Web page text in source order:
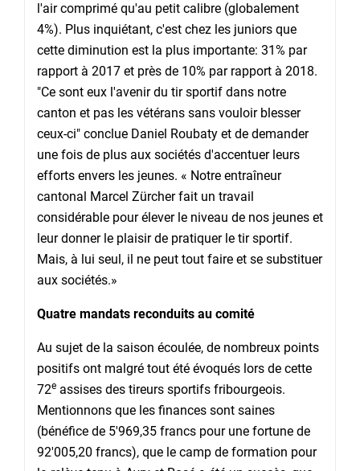
l'air comprimé qu'au petit calibre (globalement
4%). Plus inquiétant, c'est chez les juniors que
cette diminution est la plus importante: 31% par
rapport à 2017 et près de 10% par rapport à 2018.
"Ce sont eux l'avenir du tir sportif dans notre
canton et pas les vétérans sans vouloir blesser
ceux-ci" conclue Daniel Roubaty et de demander
une fois de plus aux sociétés d'accentuer leurs
efforts envers les jeunes. « Notre entraîneur
cantonal Marcel Zürcher fait un travail
considérable pour élever le niveau de nos jeunes et
leur donner le plaisir de pratiquer le tir sportif.
Mais, à lui seul, il ne peut tout faire et se substituer
aux sociétés.»
Quatre mandats reconduits au comité
Au sujet de la saison écoulée, de nombreux points
positifs ont malgré tout été évoqués lors de cette
72e assises des tireurs sportifs fribourgeois.
Mentionnons que les finances sont saines
(bénéfice de 5'969,35 francs pour une fortune de
92'005,20 francs), que le camp de formation pour